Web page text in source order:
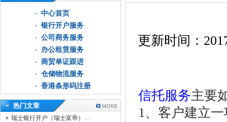
中心首页
银行开户服务
公司商务服务
办公租赁服务
商贸单证跟进
仓储物流服务
香港条形码注册
热门文章
瑞士银行开户（瑞士富帝）…
更新时间：
信托服务主要
1、客户建立一